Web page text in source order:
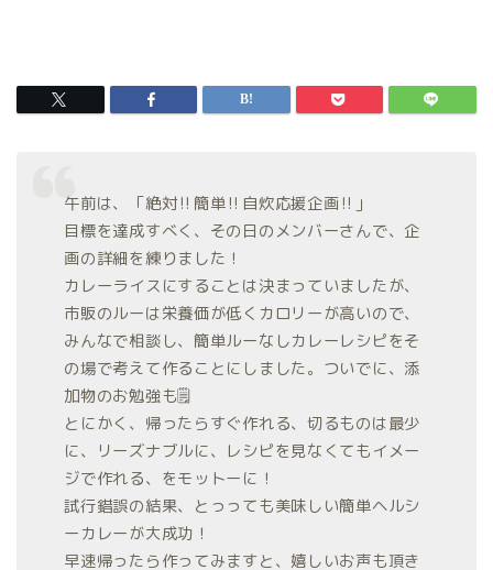
午前は、「絶対‼️簡単‼️自炊応援企画‼️」
目標を達成すべく、その日のメンバーさんで、企
画の詳細を練りました！
カレーライスにすることは決まっていましたが、
市販のルーは栄養価が低くカロリーが高いので、
みんなで相談し、簡単ルーなしカレーレシピをそ
の場で考えて作ることにしました。ついでに、添
加物のお勉強も🗒
とにかく、帰ったらすぐ作れる、切るものは最少
に、リーズナブルに、レシピを見なくてもイメー
ジで作れる、をモットーに！
試行錯誤の結果、とっっても美味しい簡単ヘルシ
ーカレーが大成功！
早速帰ったら作ってみますと、嬉しいお声も頂き